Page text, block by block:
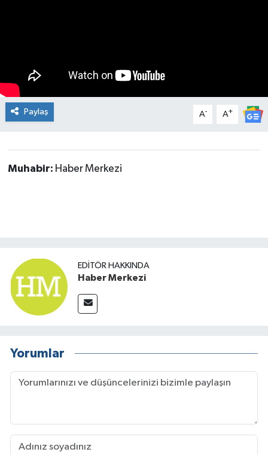
Paylaş A- A+
Muhabir: Haber Merkezi
EDITÖR HAKKINDA
Haber Merkezi
Yorumlar
VEFAT
BİLİM&TEKNOLOJİ